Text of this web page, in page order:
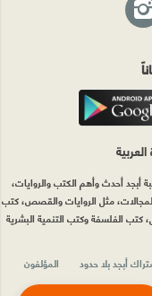
أبجد أحدث وأهم الكتب والروايات،
مثل الروايات والقصص، كتب
كتب الفلسفة وكتب التنمية البشرية
أبجد بلا حدود
المؤلفون